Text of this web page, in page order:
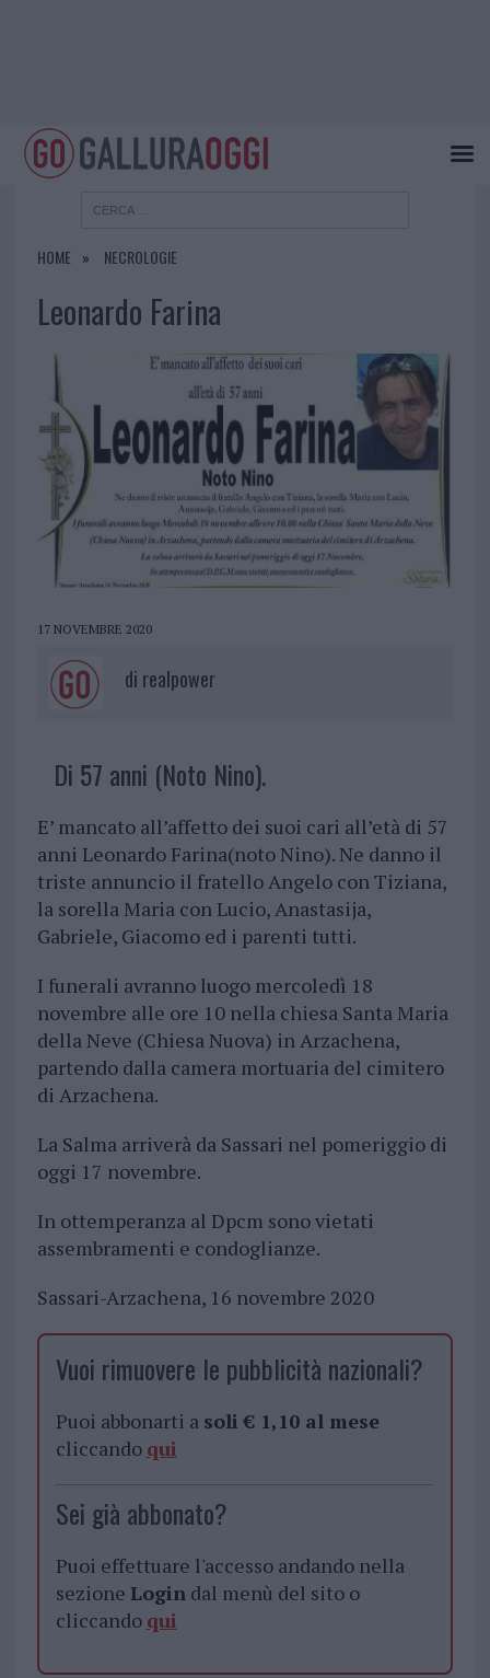
HOME NECROLOGIE
Leonardo Farina
17 NOVEMBRE 2020
di realpower
Di 57 anni (Noto Nino).
E’ mancato all’affetto dei suoi cari all’età di 57
anni Leonardo Farina(noto Nino). Ne danno il
triste annuncio il fratello Angelo con Tiziana,
la sorella Maria con Lucio, Anastasija,
Gabriele, Giacomo ed i parenti tutti.
I funerali avranno luogo mercoledì 18
novembre alle ore 10 nella chiesa Santa Maria
della Neve (Chiesa Nuova) in Arzachena,
partendo dalla camera mortuaria del cimitero
di Arzachena.
La Salma arriverà da Sassari nel pomeriggio di
oggi 17 novembre.
In ottemperanza al Dpcm sono vietati
assembramenti e condoglianze.
Sassari-Arzachena, 16 novembre 2020
Vuoi rimuovere le pubblicità nazionali?
Puoi abbonarti a soli € 1,10 al mese
cliccando qui
Sei già abbonato?
Puoi effettuare l'accesso andando nella
sezione Logindal menù del sito o
cliccando qui